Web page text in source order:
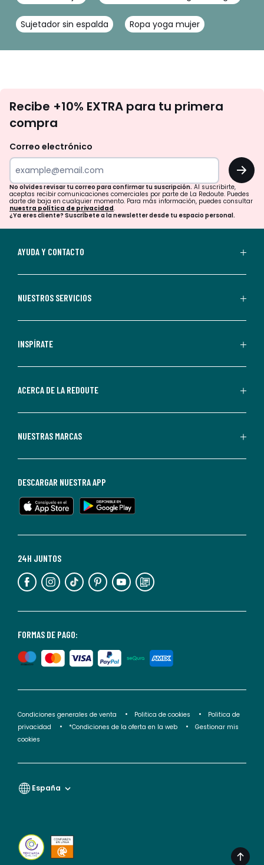
Sujetador sin espalda Ropa yoga mujer
te
tu
para
confirmar
tu
suscripción.
aceptas
comerciales
personalizadas
parte
Redoute.
de
en
cualquier
Para
información,
puedes
nuestra
de
privacidad</2>.
Recibe +10% EXTRA para tu primera
compra
Correo electrónico
OK
No olvides revisar tu correo para confirmar tu suscripción. Al suscribirte,
aceptas recibir comunicaciones comerciales por parte de La Redoute. Puedes
darte de baja en cualquier momento. Para más información, puedes consultar
nuestra política de privacidad.
¿Ya eres cliente? Suscríbete a la newsletter desde tu espacio personal.
AYUDA Y CONTACTO
NUESTROS SERVICIOS
INSPÍRATE
ACERCA DE LA REDOUTE
NUESTRAS MARCAS
FORMAS DE PAGO:
24H JUNTOS
DESCARGAR NUESTRA APP
Condiciones generales de venta Politica de cookies
Politica de
privacidad
*Condiciones de la oferta en la web
Gestionar mis
cookies
España